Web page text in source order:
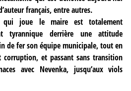
français, entre autres.
qui joue le maire est totalement
tyrannique derrière une attitude
de fer son équipe municipale, tout en
et passant sans transition
avec Nevenka, jusqu’aux viols